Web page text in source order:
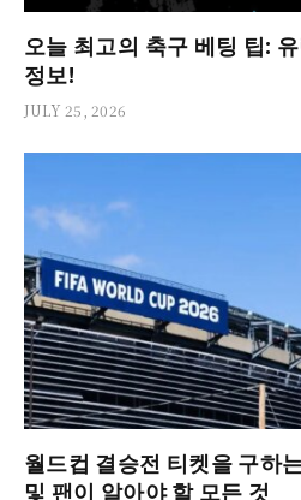
오늘 최고의 축구 베팅 팁:
정보!
JULY 25, 2026
월드컵 결승전 티켓을 구하
및 팬이 알아야 할 모든 것